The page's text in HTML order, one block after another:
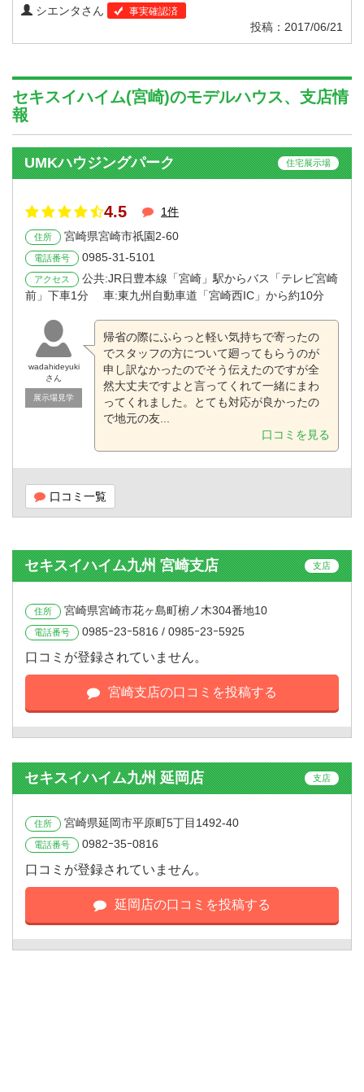
シエンタさん 事実確認済
投稿：2017/06/21
セキスイハイム(宮崎)のモデルハウス、支店情
報
UMKハウジングパーク 住宅展示場
4.5 1件
住所 宮崎県宮崎市祇園2-60
電話番号 0985-31-5101
アクセス
公共:JR日豊本線「宮崎」駅からバス「テレビ宮崎
前」下車1分 車:東九州自動車道「宮崎西IC」から約10分
wadahideyuki
さん
展示場見学
帰省の際にふらっと軽い気持ちで寄ったの
でスタッフの方について廻ってもらうのが
申し訳なかったのでそう伝えたのですが全
然大丈夫ですよと言ってくれて一緒にまわ
ってくれました。とても対応が良かったの
で地元の友...
口コミを見る
口コミ一覧
セキスイハイム九州 宮崎支店 支店
住所 宮崎県宮崎市花ヶ島町椨ノ木304番地10
電話番号 0985ｰ23ｰ5816 / 0985ｰ23ｰ5925
口コミが登録されていません。
宮崎支店の口コミを投稿する
セキスイハイム九州 延岡店 支店
住所 宮崎県延岡市平原町5丁目1492-40
電話番号 0982ｰ35ｰ0816
口コミが登録されていません。
延岡店の口コミを投稿する